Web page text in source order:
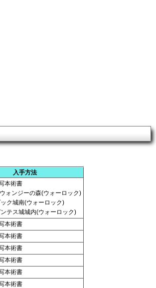
入手方法
本術書
ォンジーの森(ウォーロック)
ク城南(ウォーロック)
テス城城内(ウォーロック)
本術書
本術書
本術書
本術書
本術書
本術書